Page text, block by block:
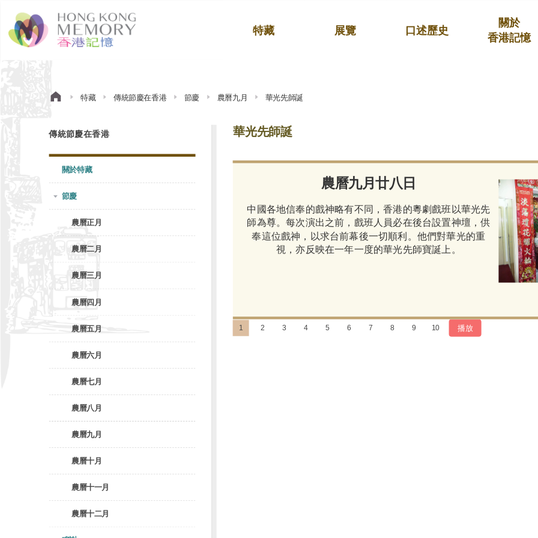
特藏 展覽 口述歷史
關於
香港記憶
特藏 傳統節慶在香港 節慶 農曆九月 華光先師誕
傳統節慶在香港
關於特藏
節慶
農曆正月
農曆二月
農曆三月
農曆四月
農曆五月
農曆六月
農曆七月
農曆八月
農曆九月
農曆十月
農曆十一月
農曆十二月
華光先師誕
農曆九月廿八日
中國各地信奉的戲神略有不同，香港的粵劇戲班以華光先
師為尊。每次演出之前，戲班人員必在後台設置神壇，供
奉這位戲神，以求台前幕後一切順利。他們對華光的重
視，亦反映在一年一度的華光先師寶誕上。
在神功戲的場
場，令觀眾耳
1 2 3 4 5 6 7 8 9 10 播放